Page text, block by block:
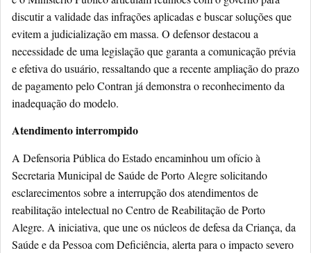
discutir a validade das infrações aplicadas e buscar soluções que
evitem a judicialização em massa. O defensor destacou a
necessidade de uma legislação que garanta a comunicação prévia
e efetiva do usuário, ressaltando que a recente ampliação do prazo
de pagamento pelo Contran já demonstra o reconhecimento da
inadequação do modelo.
Atendimento interrompido
A Defensoria Pública do Estado encaminhou um ofício à
Secretaria Municipal de Saúde de Porto Alegre solicitando
esclarecimentos sobre a interrupção dos atendimentos de
reabilitação intelectual no Centro de Reabilitação de Porto
Alegre. A iniciativa, que une os núcleos de defesa da Criança, da
Saúde e da Pessoa com Deficiência, alerta para o impacto severo